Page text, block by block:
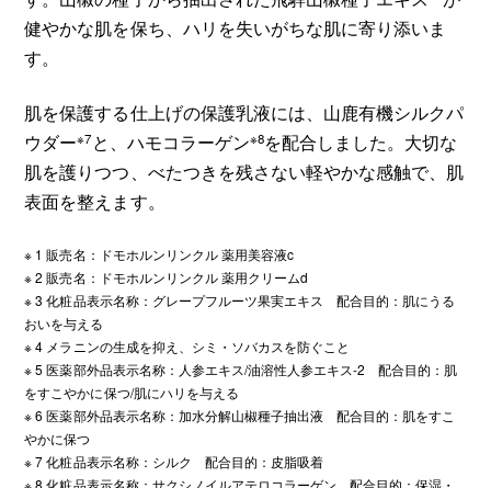
健やかな肌を保ち、ハリを失いがちな肌に寄り添いま
す。
肌を保護する仕上げの保護乳液には、山鹿有機シルクパ
ウダー※7と、ハモコラーゲン※8を配合しました。大切な
肌を護りつつ、べたつきを残さない軽やかな感触で、肌
表面を整えます。
※ 1 販売名：ドモホルンリンクル 薬用美容液c
※ 2 販売名：ドモホルンリンクル 薬用クリームd
※ 3 化粧品表示名称：グレープフルーツ果実エキス 配合目的：肌にうる
おいを与える
※ 4 メラニンの生成を抑え、シミ・ソバカスを防ぐこと
※ 5 医薬部外品表示名称：人参エキス/油溶性人参エキス-2 配合目的：肌
をすこやかに保つ/肌にハリを与える
※ 6 医薬部外品表示名称：加水分解山椒種子抽出液 配合目的：肌をすこ
やかに保つ
※ 7 化粧品表示名称：シルク 配合目的：皮脂吸着
※ 8 化粧品表示名称：サクシノイルアテロコラーゲン 配合目的：保湿・